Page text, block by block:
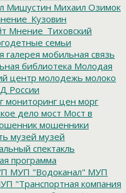
Мишустин Михаил Озимок
Мнение_Тиховский
семьи
галерея мобильная связь
библиотека Молодая
центр молодежь молоко
России
мониторинг цен морг
дело мост Мост в
мошенники
музей музей
спектакль
программа
МУП "Водоканал" МУП
"Транспортная компания